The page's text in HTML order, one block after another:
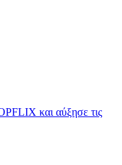
και αύξησε τις